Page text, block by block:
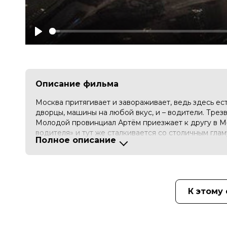
Play
Описание фильма
Москва притягивает и завораживает, ведь здесь
дворцы, машины на любой вкус, и – водители.
Молодой провинциал Артём приезжает к другу в
водителя» и тут же сталкивается со столичным
В первый же вечер он оказывается в дорогом
/ 10 (40 888 голосов) 5.0/
Полное описание
К